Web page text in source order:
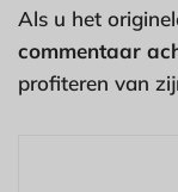
Als u het
commentaar
profiteren van